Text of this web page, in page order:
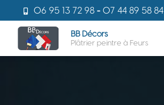
au
contenu
principal
06 95 13 72 98- 07 44 89 58 84
BB Décors
Plâtrier peintre à Feurs